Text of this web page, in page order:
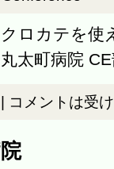
ロカテを使
太町病院
コメントは受